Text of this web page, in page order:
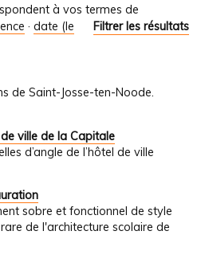
à vos termes de
Filtrer les résultats
· date (le
de Saint-Josse-ten-Noode.
ville de la Capitale
d’angle de l’hôtel de ville
sobre et fonctionnel de style
de l'architecture scolaire de